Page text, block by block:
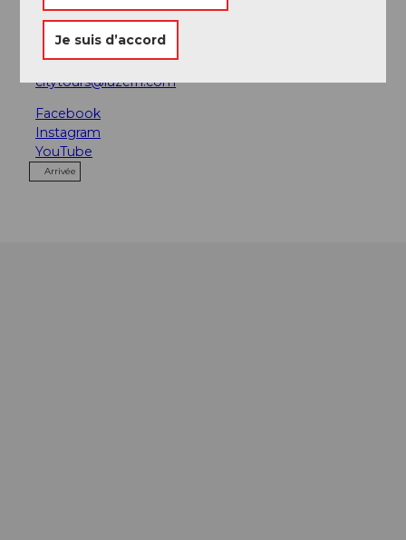
Zentralstrasse 5
citytours@luzern.com
Facebook
Instagram
YouTube
Arrivée
Je suis d’accord